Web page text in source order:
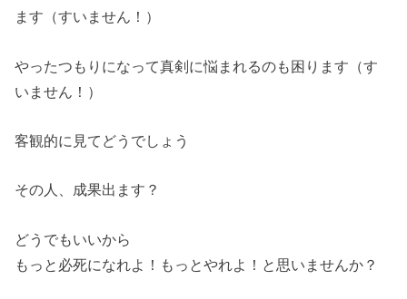
ます（すい ません！）
やったつもりになって真剣に悩まれるのも困ります（す
いません！ ）
客観的に見てどうでしょう
その人、成果出ます？
どうでもいいから
もっと必死になれよ！もっとやれよ！と思いませんか？